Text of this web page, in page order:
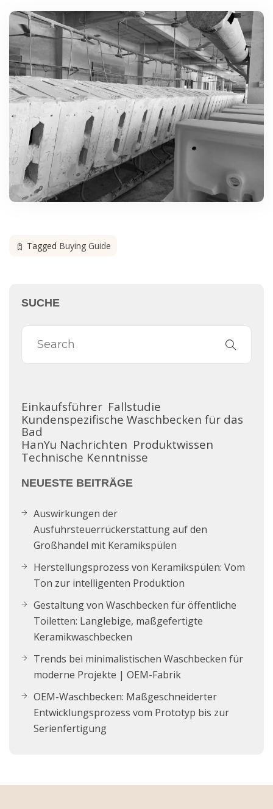
Tagged Buying Guide
SUCHE
Einkaufsführer Fallstudie
Kundenspezifische Waschbecken für das
Bad
HanYu Nachrichten Produktwissen
Technische Kenntnisse
NEUESTE BEITRÄGE
Auswirkungen der
Ausfuhrsteuerrückerstattung auf den
Großhandel mit Keramikspülen
Herstellungsprozess von Keramikspülen: Vom
Ton zur intelligenten Produktion
Gestaltung von Waschbecken für öffentliche
Toiletten: Langlebige, maßgefertigte
Keramikwaschbecken
Trends bei minimalistischen Waschbecken für
moderne Projekte | OEM-Fabrik
OEM-Waschbecken: Maßgeschneiderter
Entwicklungsprozess vom Prototyp bis zur
Serienfertigung